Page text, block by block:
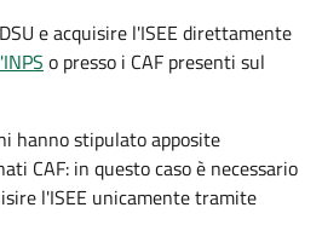
e acquisire l'ISEE direttamente
o presso i CAF presenti sul
hanno stipulato apposite
CAF: in questo caso è necessario
l'ISEE unicamente tramite